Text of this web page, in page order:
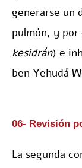
generarse un
pulmón, y por
kesidrán) e
ben Yehudá
06- Revisión
La segunda